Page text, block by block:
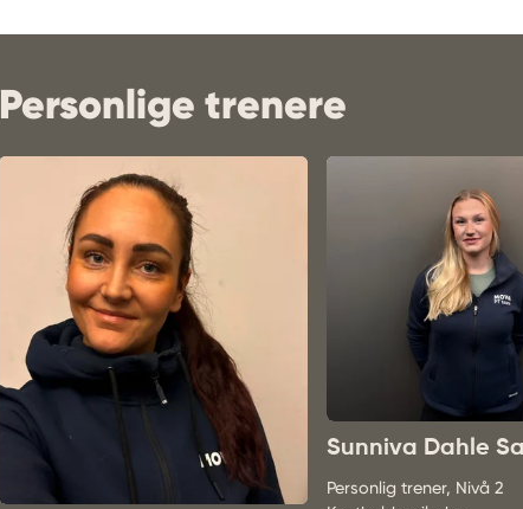
Personlige trenere
Sunniva Dahle
Personlig trener, Nivå 2